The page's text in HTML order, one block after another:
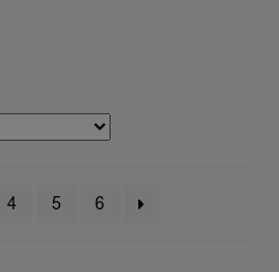
4 5 6